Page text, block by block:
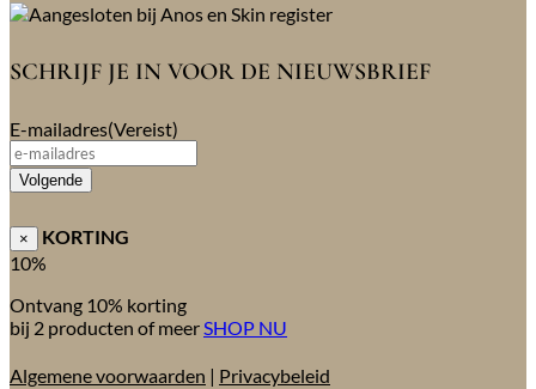
SCHRIJF JE IN VOOR DE NIEUWSBRIEF
E-mailadres(Vereist)
Volgende
×
KORTING
10%
Ontvang 10% korting
bij 2 producten of meerSHOP NU
Algemene voorwaarden | Privacybeleid